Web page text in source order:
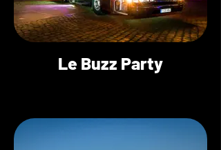
Le Buzz Party